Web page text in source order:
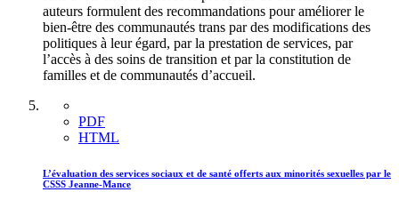
auteurs formulent des recommandations pour améliorer le
bien-être des communautés trans par des modifications des
politiques à leur égard, par la prestation de services, par
l’accès à des soins de transition et par la constitution de
familles et de communautés d’accueil.
PDF
HTML
L’évaluation des services sociaux et de santé offerts aux minorités sexuelles par le
CSSS Jeanne-Mance